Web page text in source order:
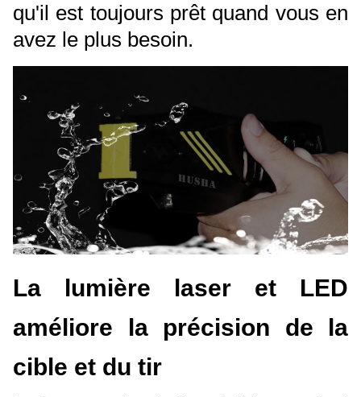
qu'il est toujours prêt quand vous en
avez le plus besoin.
La lumière laser et LED
améliore la précision de la
cible et du tir